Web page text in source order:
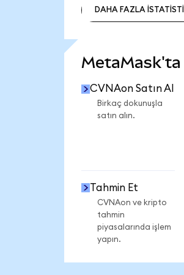
DAHA FAZLA
MetaMask'ta
CVNAon Satın Al
Birkaç dokunuşla
satın alın.
Tahmin Et
CVNAon ve kripto
tahmin
piyasalarında işlem
yapın.